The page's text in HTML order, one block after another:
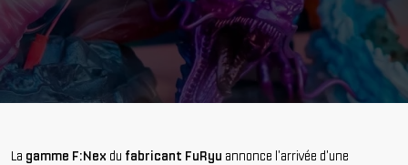
La gamme F:Nex du fabricant FuRyu annonce l'arrivée d'une